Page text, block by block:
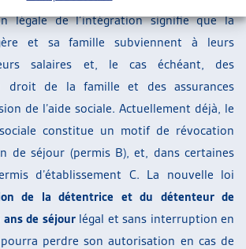
légale de l’intégration signifie que la
et sa famille subviennent à leurs
salaires et, le cas échéant, des
droit de la famille et des assurances
de l’aide sociale. Actuellement déjà, le
constitue un motif de révocation
de séjour (permis B), et, dans certaines
d’établissement C. La nouvelle loi
de la détentrice et du détenteur de
ans de séjour légal et sans interruption en
perdre son autorisation en cas de